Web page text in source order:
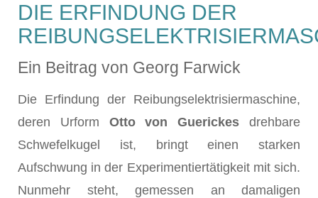
DIE ERFINDUNG DER
Ein Beitrag von Georg Farwick
Die Erfindung der Reibungselektrisiermaschine,
deren Urform Otto von Guerickes
drehbare
Schwefelkugel ist, bringt einen starken
Aufschwung in der Experimentier­tätigkeit mit sich.
Nunmehr steht, gemessen an damaligen